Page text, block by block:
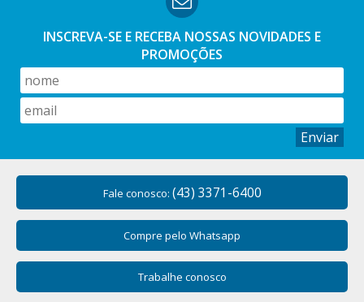
INSCREVA-SE E RECEBA NOSSAS NOVIDADES E
PROMOÇÕES
Enviar
Fale conosco: (43) 3371-6400
Compre pelo Whatsapp
Trabalhe conosco